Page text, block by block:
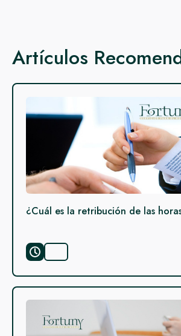
Artículos
¿Cuál es la retribución de las